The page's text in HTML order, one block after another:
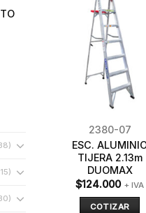
2380-07
ESC.
TIJERA 2.13m
DUOMAX
$124.000 + IVA
COTIZAR